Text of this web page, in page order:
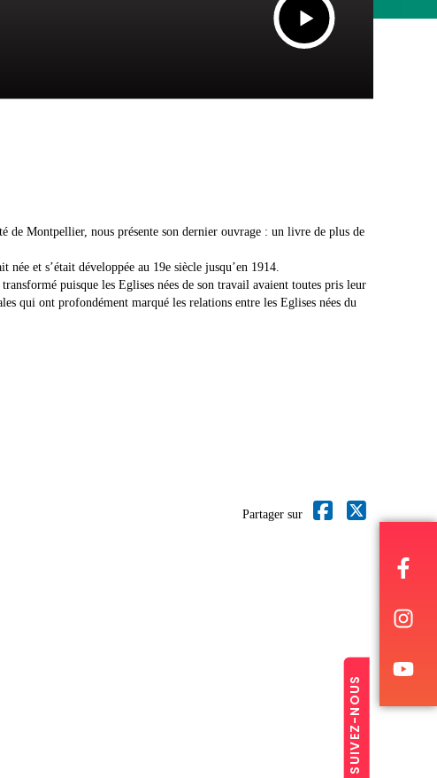
SUIVEZ-NOUS
de Montpellier, nous présente son dernier ouvrage : un livre de plus de
et s’était développée au 19e siècle jusqu’en 1914.
puisque les Eglises nées de son travail avaient toutes pris leur
qui ont profondément marqué les relations entre les Eglises nées du
Partager sur